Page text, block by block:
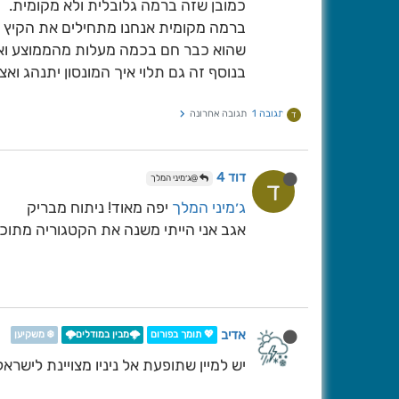
כמובן שזה ברמה גלובלית ולא מקומית.
ברמה מקומית אנחנו מתחילים את הקיץ
שהוא כבר חם בכמה מעלות מהממוצע
בנוסף זה גם תלוי איך המונסון יתנהג
ד תגובה 1 תגובה אחרונה
ד דוד 4 @ג׳מיני המלך
ג׳מיני המלך יפה מאוד! ניתוח מבריק
אגב אני הייתי משנה את הקטגוריה
אדיב 💖 תומך בפורום 🌩️מבין במודלים🌩️ ❄️ משקיען
יש למיין שתופעת אל ניניו מצויינת